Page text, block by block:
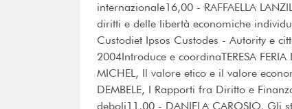
internazionale16,00 - RAFFAELLA
diritti e delle libertà economiche
Custodiet Ipsos Custodes - Autority e
2004Introduce e coordinaTERESA
MICHEL, Il valore etico e il valore
DEMBELE, I Rapporti fra Diritto e
deboli11,00 - DANIELA CAROSIO, Gli